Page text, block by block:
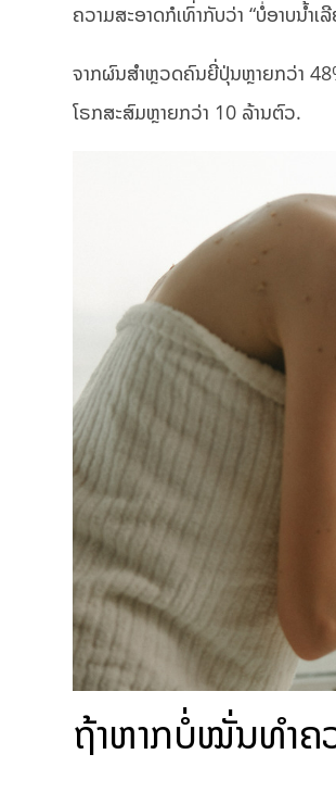
ຄວາມສະອາດກໍເທົ່າກັບວ່າ “ບໍ່ອາບນໍ້າ
ຈາກຜົນສຳຫຼວດຄົນຍີ່ປຸ່ນຫຼາຍກວ່າ
ໂຣກສະສົມຫຼາຍກວ່າ 10 ລ້ານຕົວ.
ຖ້າຫາກບໍ່ໝັ່ນທຳຄວ